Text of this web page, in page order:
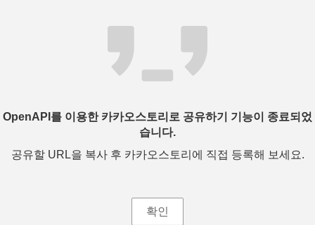
OpenAPI를 이용한 카카오스토리로 공유하기 기능이 종료되었
습니다.
공유할 URL을 복사 후 카카오스토리에 직접 등록해 보세요.
확인